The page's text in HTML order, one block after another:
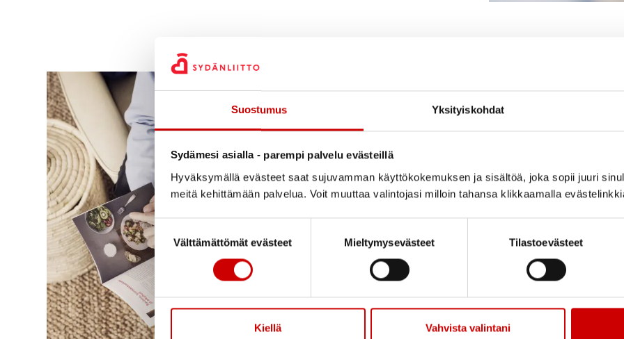
Suostumus Yksityiskohdat
Sydämesi asialla - parempi palvelu evästeillä
Hyväksymällä evästeet saat sujuvamman käyttökokemuksen ja sisältöä, joka sopii juuri
meitä kehittämään palvelua. Voit muuttaa valintojasi milloin tahansa klikkaamalla
Suostumuksen valinta
Välttämättömät evästeet
Mieltymysevästeet Tilastoevästeet
Kiellä Vahvista valintani
Tietoa
Etsitkö tietoa
myös
tarinoita elämästä
LUE LISÄÄ